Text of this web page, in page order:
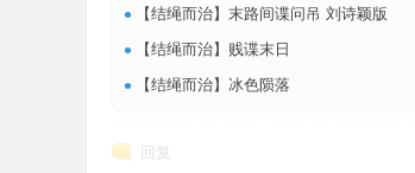
• 【结绳而治】末路间谍问吊 刘诗颖版
• 【结绳而治】贱谍末日
• 【结绳而治】冰色陨落
回复